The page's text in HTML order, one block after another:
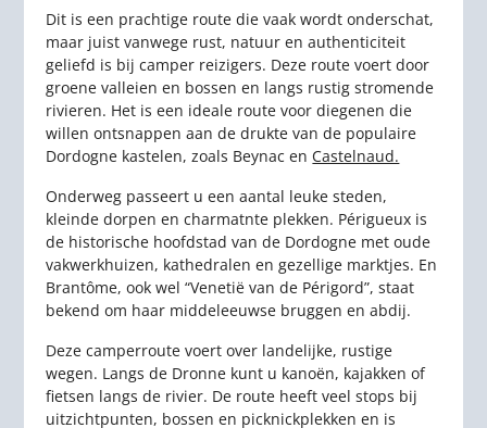
Dit is een prachtige route die vaak wordt onderschat,
maar juist vanwege rust, natuur en authenticiteit
geliefd is bij camper reizigers. Deze route voert door
groene valleien en bossen en langs rustig stromende
rivieren. Het is een ideale route voor diegenen die
willen ontsnappen aan de drukte van de populaire
Dordogne kastelen, zoals Beynac enCastelnaud.
Onderweg passeert u een aantal leuke steden,
kleinde dorpen en charmatnte plekken. Périgueux is
de historische hoofdstad van de Dordogne met oude
vakwerkhuizen, kathedralen en gezellige marktjes. En
Brantôme, ook wel “Venetië van de Périgord”, staat
bekend om haar middeleeuwse bruggen en abdij.
Deze camperroute voert over landelijke, rustige
wegen. Langs de Dronne kunt u kanoën, kajakken of
fietsen langs de rivier. De route heeft veel stops bij
uitzichtpunten, bossen en picknickplekken en is